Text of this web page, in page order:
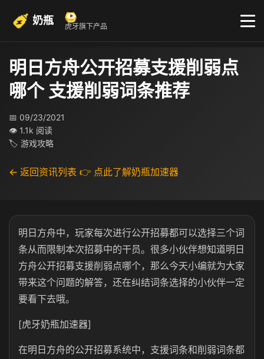
奶瓶 虎牙旗下产品
明日方舟公开招募支援削弱点
哪个 支援削弱词条推荐
📅 09/23/2021
👁 1.1k 阅读
🏷 游戏攻略
← 返回资讯列表 👉 点此了解奶瓶加速器
明日方舟中，玩家每次进行公开招募都可以选择三个词
条从而限制本次招募中的干员。很多小伙伴想知道明日
方舟公开招募支援削弱点哪个，那么今天小编就为大家
带来这个问题的解答，还在纠结词条选择的小伙伴一定
要看下去哦。
[虎牙奶瓶加速器]
在明日方舟的公开招募系统中，支援词条和削弱词条都